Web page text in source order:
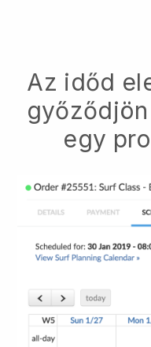
Az időd
egy